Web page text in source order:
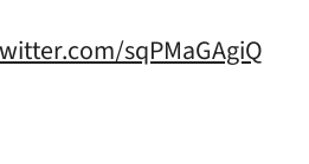
sqPMaGAgiQ